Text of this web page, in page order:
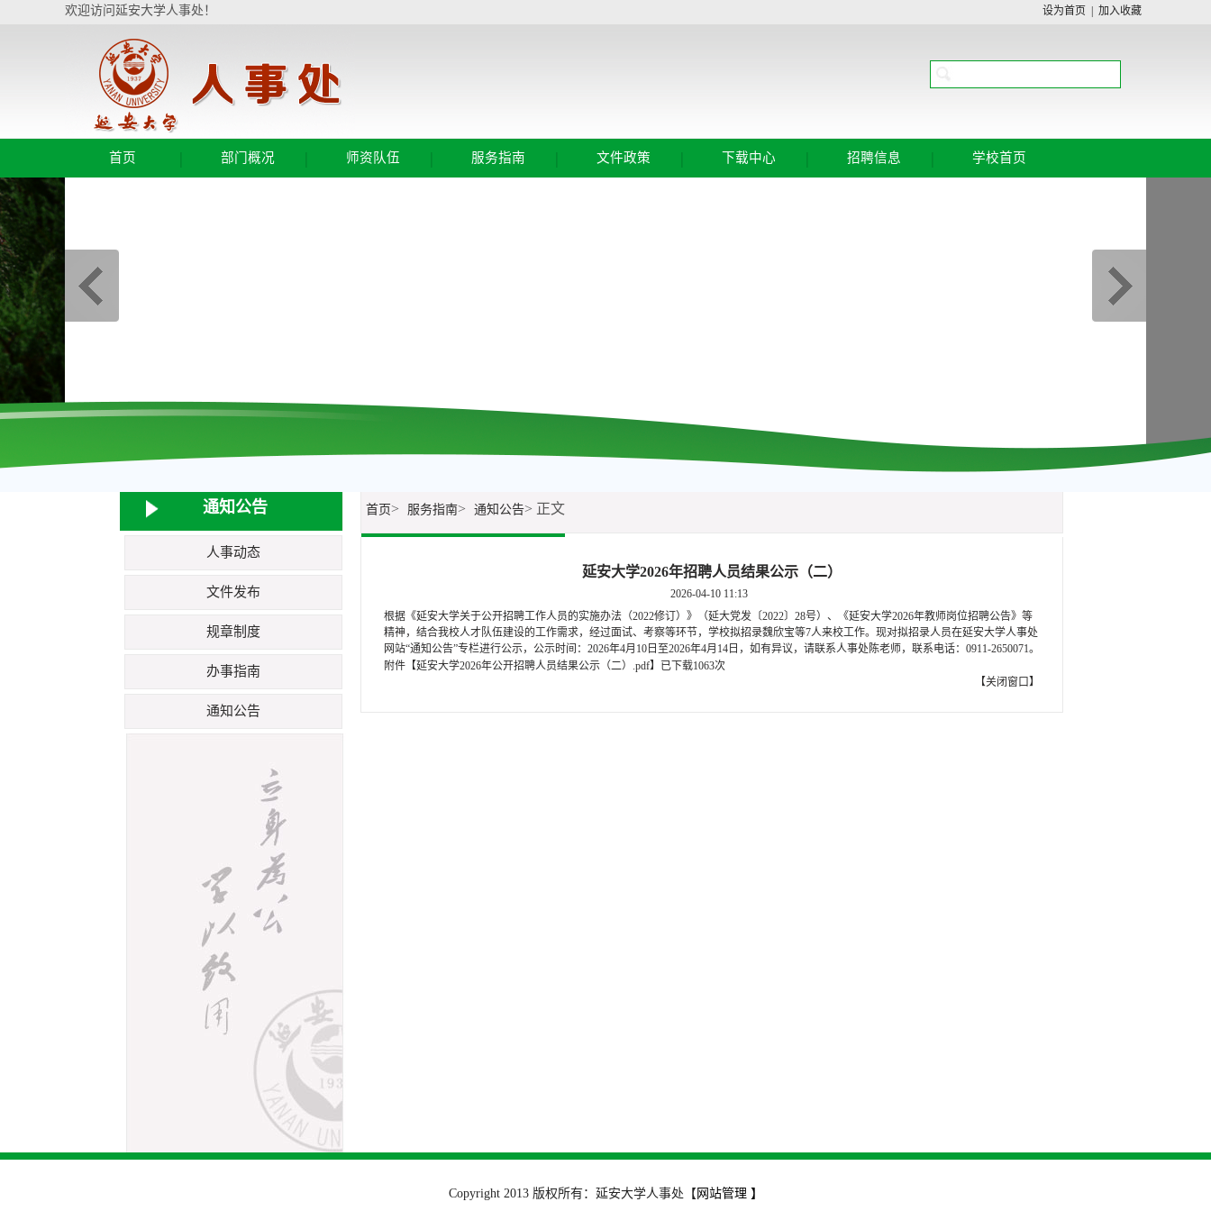
欢迎访问延安大学人事处！ 设为首页 加入收藏
首页 部门概况 师资队伍 服务指南 文件政策 下载中心 招聘信息 学校首页
通知公告
人事动态
文件发布
规章制度
办事指南
通知公告
首页 > 服务指南> 通知公告> 正文
延安大学2026年招聘人员结果公示（二）
2026-04-10 11:13
根据《延安大学关于公开招聘工作人员的实施办法（2022修订）》（延大党发〔2022〕28号）、《延安大学2026年教师岗位招聘公告》等
精神，结合我校人才队伍建设的工作需求，经过面试、考察等环节，学校拟招录魏欣宝等7人来校工作。现对拟招录人员在延安大学人事处
网站“通知公告”专栏进行公示，公示时间：2026年4月10日至2026年4月14日，如有异议，请联系人事处陈老师，联系电话：0911-2650071。
附件【延安大学2026年公开招聘人员结果公示（二）.pdf】 已下载1063次
【关闭窗口】
Copyright 2013 版权所有：延安大学人事处 【 网站管理 】